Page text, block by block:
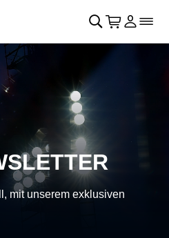
􀊫 􀍩 Login
􀉩􀌇
mit unserem exklusiven